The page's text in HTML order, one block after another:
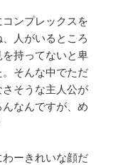
ンプレックスを
人がいるところ
持ってないと卑
そんな中でただ
そうな主人公が
んなんですが、め
ーきれいな顔だ